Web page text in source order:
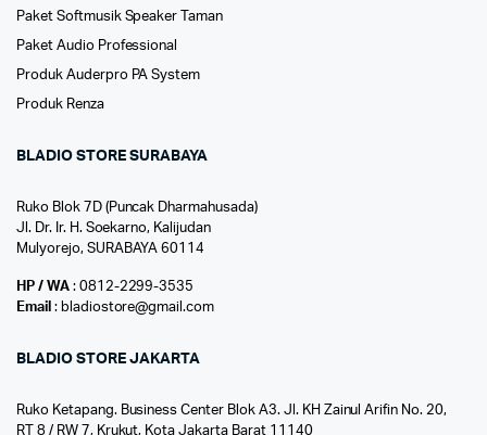
Paket Softmusik Speaker Taman
Paket Audio Professional
Produk Auderpro PA System
Produk Renza
BLADIO STORE SURABAYA
Ruko Blok 7D (Puncak Dharmahusada)
Jl. Dr. Ir. H. Soekarno, Kalijudan
Mulyorejo, SURABAYA 60114
HP / WA: 0812-2299-3535
Email : bladiostore@gmail.com
BLADIO STORE JAKARTA
Ruko Ketapang. Business Center Blok A3. Jl. KH Zainul Arifin No. 20,
RT 8 / RW 7, Krukut, Kota Jakarta Barat 11140